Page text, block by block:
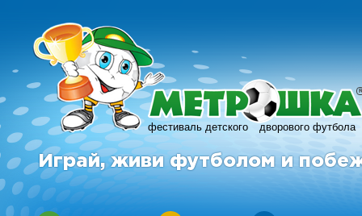
фестиваль детского дворового футбола
R
Играй, живи футболом и